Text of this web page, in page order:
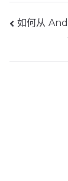
帖
如何从